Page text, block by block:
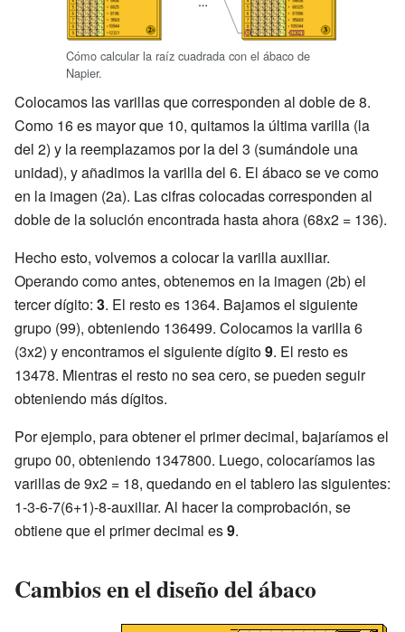
Cómo calcular la raíz cuadrada con el ábaco de
Napier.
Colocamos las varillas que corresponden al doble de 8.
Como 16 es mayor que 10, quitamos la última varilla (la
del 2) y la reemplazamos por la del 3 (sumándole una
unidad), y añadimos la varilla del 6. El ábaco se ve como
en la imagen (2a). Las cifras colocadas corresponden al
doble de la solución encontrada hasta ahora (68x2 = 136).
Hecho esto, volvemos a colocar la varilla auxiliar.
Operando como antes, obtenemos en la imagen (2b) el
tercer dígito: 3. El resto es 1364. Bajamos el siguiente
grupo (99), obteniendo 136499. Colocamos la varilla 6
(3x2) y encontramos el siguiente dígito9. El resto es
13478. Mientras el resto no sea cero, se pueden seguir
obteniendo más dígitos.
Por ejemplo, para obtener el primer decimal, bajaríamos el
grupo 00, obteniendo 1347800. Luego, colocaríamos las
varillas de 9x2 = 18, quedando en el tablero las siguientes:
1-3-6-7(6+1)-8-auxiliar. Al hacer la comprobación, se
obtiene que el primer decimal es9.
Cambios en el diseño del ábaco